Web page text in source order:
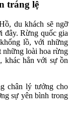
tráng lệ
du khách sẽ ngỡ
đây. Rừng quốc gia
lồ, với những
những loài hoa rừng
khác hẳn với sự ồn
chân lý tưởng cho
sự yên bình trong